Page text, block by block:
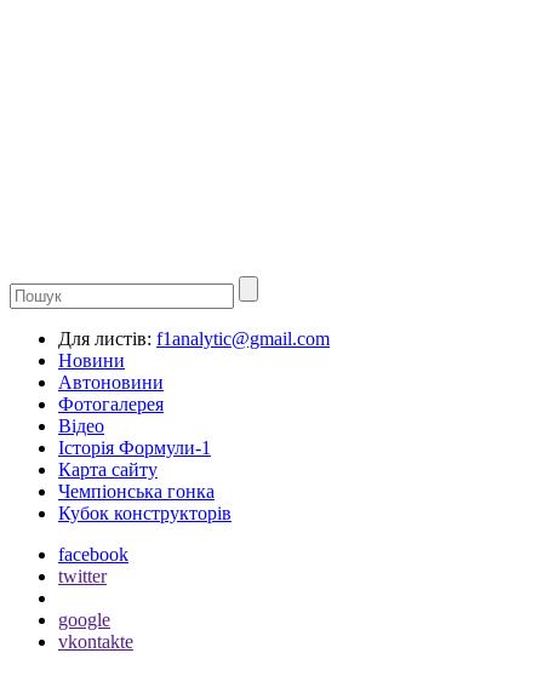
Для листів: f1analytic@gmail.com
Новини
Автоновини
Фотогалерея
Відео
Історія Формули-1
Карта сайту
Чемпіонська гонка
Кубок конструкторів
facebook
twitter
google
vkontakte